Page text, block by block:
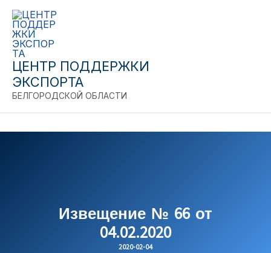
Перейти
содержимому
ЦЕНТР ПОДДЕРЖКИ
ЭКСПОРТА
БЕЛГОРОДСКОЙ ОБЛАСТИ
Извещение № 66 от
04.02.2020
2020-02-04